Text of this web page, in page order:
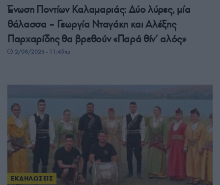
Ένωση Ποντίων Καλαμαριάς: Δύο λύρες, μία
θάλασσα – Γεωργία Νταγάκη και Αλέξης
Παρχαρίδης θα βρεθούν «Παρά θίν’ αλός»
2/08/2026 - 11:45πμ
ΕΚΔΗΛΩΣΕΙΣ